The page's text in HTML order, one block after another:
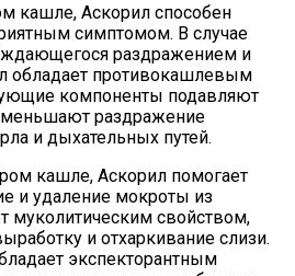
кашле, Аскорил способен
симптомом. В случае
раздражением и
обладает противокашлевым
компоненты подавляют
раздражение
и дыхательных путей.
кашле, Аскорил помогает
и удаление мокроты из
муколитическим свойством,
и отхаркивание слизи.
экспекторантным